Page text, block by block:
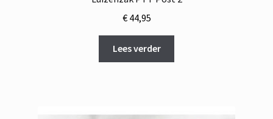
€44,95
Lees verder